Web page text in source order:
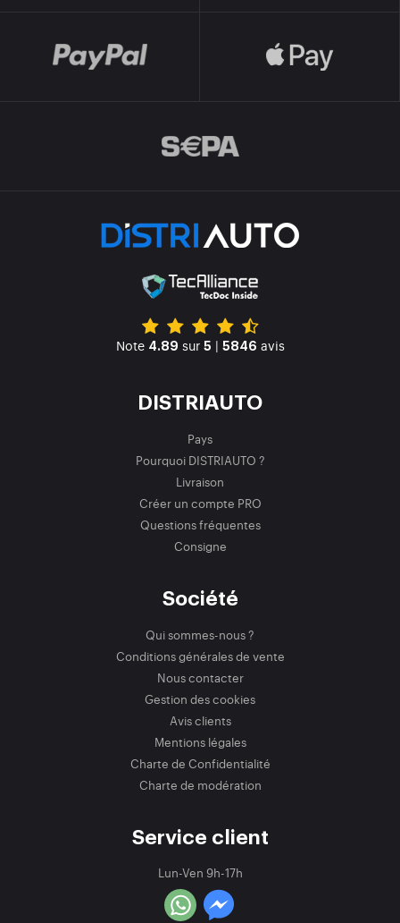
Note 4.89 sur 5 | 5846 avis
DISTRIAUTO
Pays
Pourquoi DISTRIAUTO ?
Livraison
Créer un compte PRO
Questions fréquentes
Consigne
Société
Qui sommes-nous ?
Conditions générales de vente
Nous contacter
Gestion des cookies
Avis clients
Mentions légales
Charte de Confidentialité
Charte de modération
Service client
Lun-Ven 9h-17h